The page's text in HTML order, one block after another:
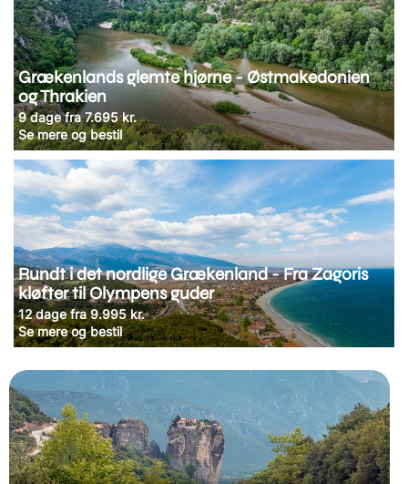
Grækenlands glemte hjørne - Østmakedonien
og Thrakien
9 dage fra 7.695 kr.
Se mere og bestil
Rundt i det nordlige Grækenland - Fra Zagoris
kløfter til Olympens guder
12 dage fra 9.995 kr.
Se mere og bestil